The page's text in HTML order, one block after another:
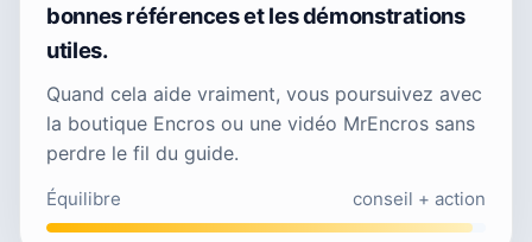
bonnes références et les démonstrations
utiles.
Quand cela aide vraiment, vous poursuivez avec
la boutique Encros ou une vidéo MrEncros sans
perdre le fil du guide.
Équilibre conseil + action